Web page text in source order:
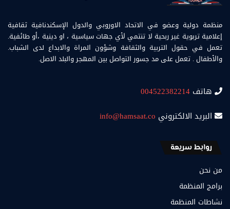
منظمة دولية وعضو في الاتحاد الاوروبي والدول الإسكندنافية ثقافية
إعلامية تربوية غير ربحية لا تنتمي لأي جهات سياسية ، او دينية ،أو طائفية.
تعمل في حقول التربية والثقافة وشؤون المراة والابداع لدى الشباب.
والأطفال . تعمل على مد جسور التواصل بين المهجر والبلد الاصل.
هاتف 004522382214
البريد الالكتروني info@hamsaat.co
روابط سريعة
من نحن
برامج المنظمة
نشاطات المنظمة